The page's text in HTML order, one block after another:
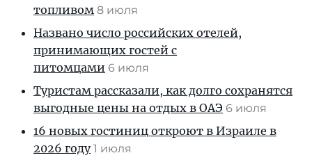
топливом 8 июля
Названо число российских отелей,
принимающих гостей с
питомцами 6 июля
Туристам рассказали, как долго сохранятся
выгодные цены на отдых в ОАЭ 6 июля
16 новых гостиниц откроют в Израиле в
2026 году 1 июля